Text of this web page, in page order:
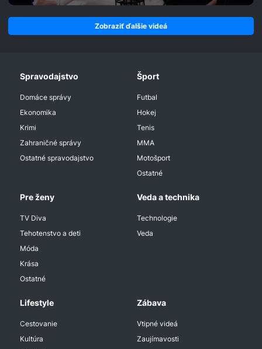
Zobraziť ďalšie videá
Spravodajstvo
Domáce správy
Ekonomika
Krimi
Zahraničné správy
Ostatné spravodajstvo
Šport
Futbal
Hokej
Tenis
MMA
Motošport
Ostatné
Pre ženy
TV Diva
Tehotenstvo a deti
Móda
Krása
Ostatné
Veda a technika
Technologie
Veda
Lifestyle
Cestovanie
Kultúra
Zábava
Vtipné videá
Zaujímavosti